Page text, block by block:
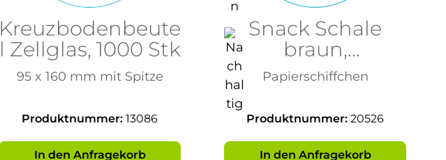
Kreuzbodenbeute
l Zellglas, 1000 Stk
95 x 160 mm mit Spitze
Produktnummer: 13086
In den Anfragekorb
Snack Schale
braun,
120x85x20mm
Papierschiffchen
Produktnummer: 20526
In den Anfragekorb